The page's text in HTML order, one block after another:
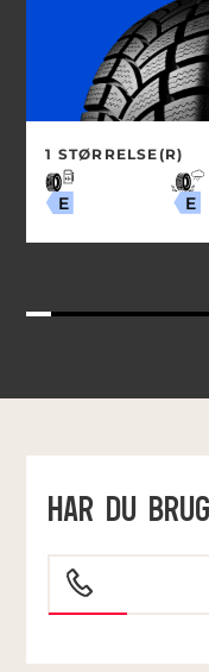
1 STØRRELSE(R)
E E
HAR DU